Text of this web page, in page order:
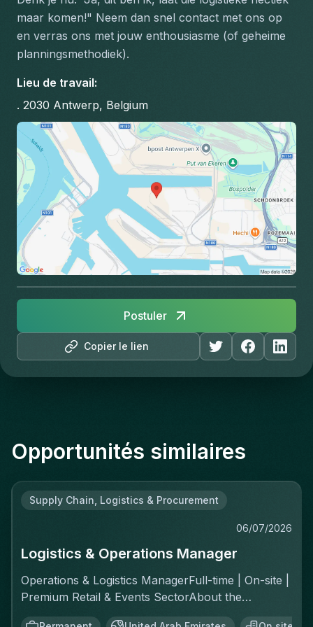
maar komen!" Neem dan snel contact met ons op
en verras ons met jouw enthousiasme (of geheime
planningsmethodiek).
Lieu de travail:
. 2030 Antwerp, Belgium
Copier le lien
Postuler
Opportunités similaires
Supply Chain, Logistics & Procurement
06/07/2026
Logistics & Operations Manager
Operations & Logistics ManagerFull-time | On-site |
Premium Retail & Events SectorAbout the
RoleYou'll own the complete logistics chain for a